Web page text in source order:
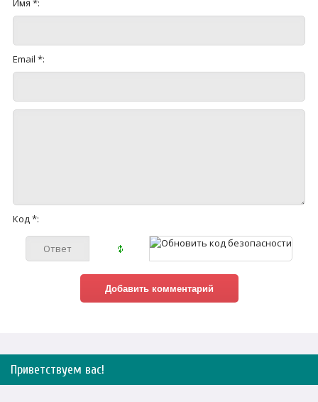
Имя *:
Email *:
Код *:
Приветствуем вас!